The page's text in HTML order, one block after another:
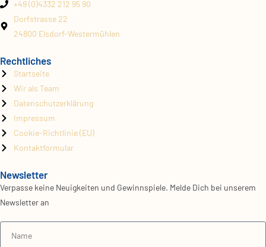
+49 (0)4332 212 95 90
Dorfstrasse 22
24800 Elsdorf-Westermühlen
Rechtliches
Startseite
Wir als Team
Datenschutzerklärung
Impressum
Cookie-Richtlinie (EU)
Kontaktformular
Newsletter
Verpasse keine Neuigkeiten und Gewinnspiele. Melde Dich bei unserem
Newsletter an